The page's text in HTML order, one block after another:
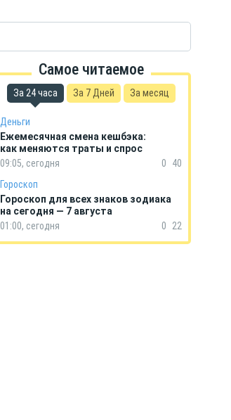
Самое читаемое
За 24 часа За 7 Дней За месяц
Деньги
Ежемесячная смена кешбэка:
как меняются траты и спрос
09:05, сегодня
0
40
Гороскоп
Гороскоп для всех знаков зодиака
на сегодня — 7 августа
01:00, сегодня
0 22